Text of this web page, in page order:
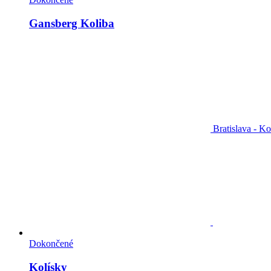
Gansberg Koliba
Bratislava -
Dokončené
Kolísky